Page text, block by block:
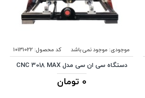
موجودی: موجود نمی باشد کد محصول: 10131022
دستگاه سی ان سی مدل CNC 3018 MAX
0 تومان